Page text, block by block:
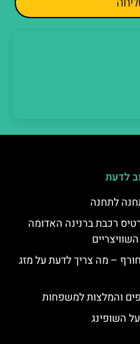
לדעת
לתחנה
רכבת ברנינה האדומה
– מה צריך לדעת על מזג
והמלצות למשפחות
השופינג